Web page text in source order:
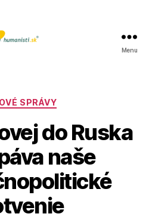
Menu
Kategórie
SPRÁVY
do Ruska
naše